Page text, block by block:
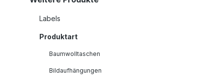
Labels
Produktart
Baumwolltaschen
Bildaufhängungen